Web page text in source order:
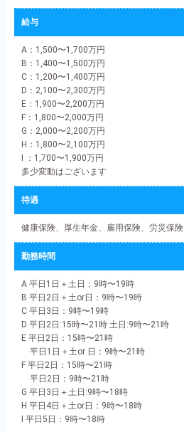
給与
A：1,500〜1,700万円
B：1,400〜1,500万円
C：1,200〜1,400万円
D：2,100〜2,300万円
E：1,900〜2,200万円
F：1,800〜2,000万円
G：2,000〜2,200万円
H：1,800〜2,100万円
I ：1,700〜1,900万円
多少変動はございます
待遇
健康保険、厚生年金、雇用保険、労災保険
勤務時間
A 平日1日＋土日：9時〜19時
B 平日2日＋土or日：9時〜19時
C 平日3日：9時〜19時
D 平日2日:15時〜21時 土日:9時〜21時
E 平日2日：15時〜21時
平日1日＋土or 日：9時〜21時
F 平日2日：15時〜21時
平日2日：9時〜21時
G 平日3日＋土日:9時〜18時
H 平日4日＋土or日：9時〜18時
I 平日5日：9時〜18時